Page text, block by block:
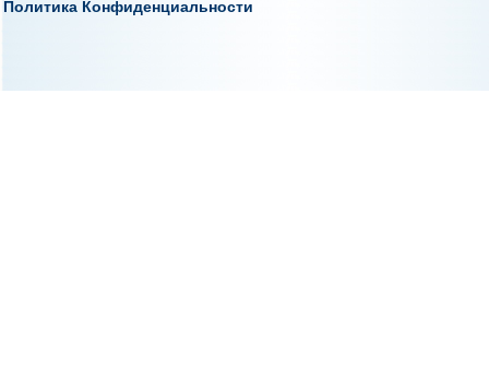
Политика Конфиденциальности